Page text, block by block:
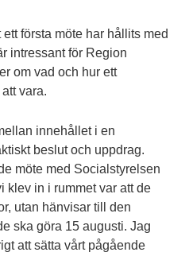
första möte har hållits med
intressant för Region
om vad och hur ett
vara.
innehållet i en
beslut och uppdrag.
möte med Socialstyrelsen
klev in i rummet var att de
utan hänvisar till den
ska göra 15 augusti. Jag
att sätta vårt pågående